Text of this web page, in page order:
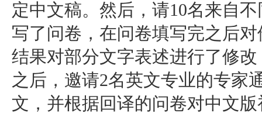
定中文稿。然后，请10名来自
写了问卷，在问卷填写完之后
结果对部分文字表述进行了修
之后，邀请2名英文专业的专家
文，并根据回译的问卷对中文